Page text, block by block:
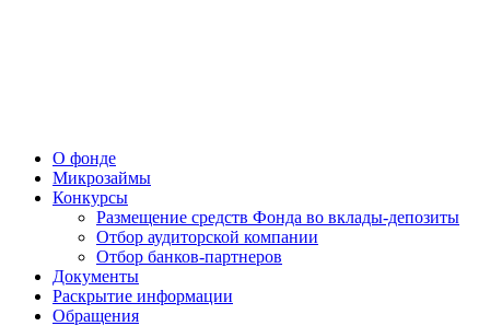
О фонде
Микрозаймы
Конкурсы
Размещение средств Фонда во вклады-депозиты
Отбор аудиторской компании
Отбор банков-партнеров
Документы
Раскрытие информации
Обращения